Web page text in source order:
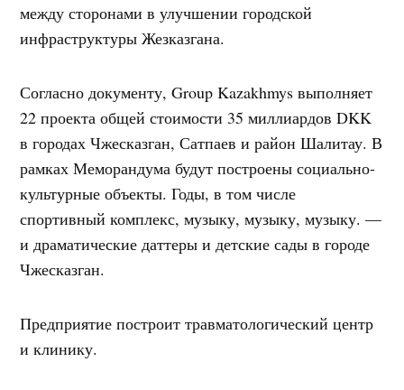
между сторонами в улучшении городской
инфраструктуры Жезказгана.
Согласно документу, Group Kazakhmys выполняет
22 проекта общей стоимости 35 миллиардов DKK
в городах Чжесказган, Сатпаев и район Шалитау. В
рамках Меморандума будут построены социально-
культурные объекты. Годы, в том числе
спортивный комплекс, музыку, музыку, музыку. —
и драматические даттеры и детские сады в городе
Чжесказган.
Предприятие построит травматологический центр
и клинику.